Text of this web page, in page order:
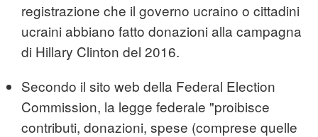
registrazione che il governo ucraino o cittadini
ucraini abbiano fatto donazioni alla campagna
di Hillary Clinton del 2016.
Secondo il sito web della Federal Election
Commission, la legge federale "proibisce
contributi, donazioni, spese (comprese quelle